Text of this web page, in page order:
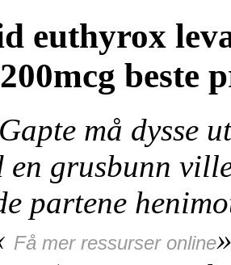
euthyrox
beste
Gapte må dysse
en grusbunn
partene
Få mer ressurser online